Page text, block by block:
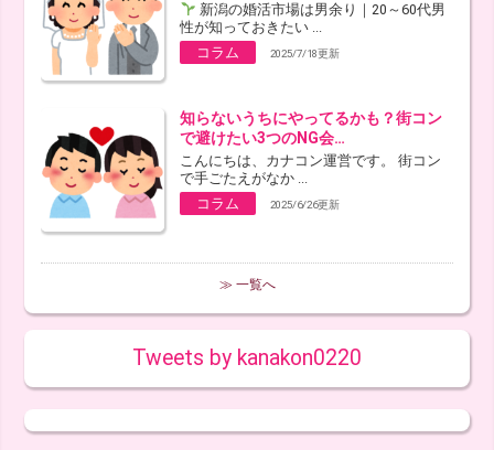
新潟の婚活市場は男余り｜20～60代男
性が知っておきたい ...
コラム
2025/7/18更新
知らないうちにやってるかも？街コン
で避けたい3つのNG会…
こんにちは、カナコン運営です。 街コン
で手ごたえがなか ...
コラム
2025/6/26更新
≫ 一覧へ
Tweets by kanakon0220